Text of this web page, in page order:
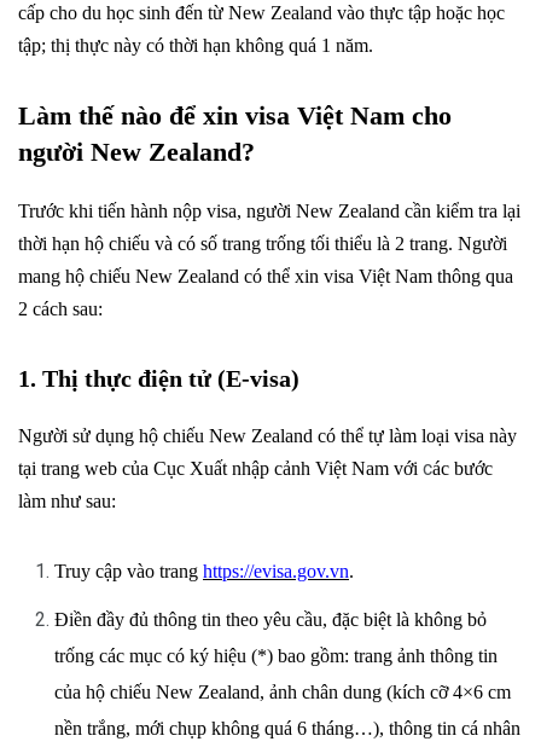
cấp cho du học sinh đến từ New Zealand vào thực tập hoặc học
tập; thị thực này có thời hạn không quá 1 năm.
Làm thế nào để xin visa Việt Nam cho
người New Zealand?
Trước khi tiến hành nộp visa, người New Zealand cần kiểm tra lại
thời hạn hộ chiếu và có số trang trống tối thiểu là 2 trang. Người
mang hộ chiếu New Zealand có thể xin visa Việt Nam thông qua
2 cách sau:
1. Thị thực điện tử (E-visa)
Người sử dụng hộ chiếu New Zealand có thể tự làm loại visa này
tại trang web của Cục Xuất nhập cảnh Việt Nam với các bước
làm như sau:
Truy cập vào trang https://evisa.gov.vn.
Điền đầy đủ thông tin theo yêu cầu, đặc biệt là không bỏ
trống các mục có ký hiệu (*) bao gồm: trang ảnh thông tin
của hộ chiếu New Zealand, ảnh chân dung (kích cỡ 4×6 cm
nền trắng, mới chụp không quá 6 tháng…), thông tin cá nhân